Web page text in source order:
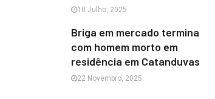
10 Julho, 2025
Briga em mercado termina
com homem morto em
residência em Catanduvas
22 Novembro, 2025